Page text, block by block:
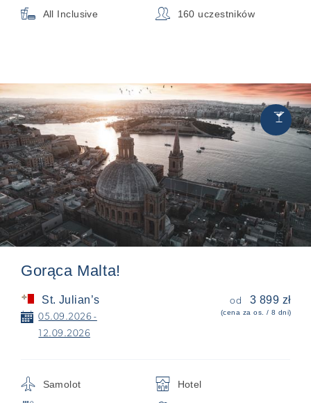
 All Inclusive 👥 160 uczestników
Chill
&
Party
🍸
Gorąca Malta!
St. Julian’s
📅 05.09.2026 -
12.09.2026
od 3 899 zł
(cena za os. / 8 dni)
✈ Samolot 🏨 Hotel